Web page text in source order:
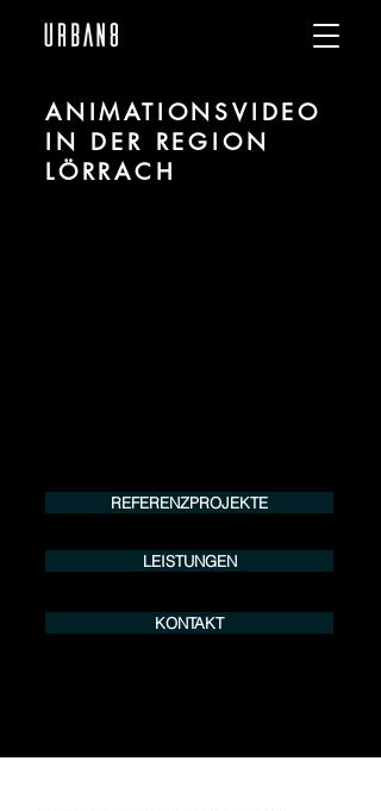
ANIMATIONSVIDEO
IN DER REGION
LÖRRACH
REFERENZPROJEKTE
LEISTUNGEN
KONTAKT